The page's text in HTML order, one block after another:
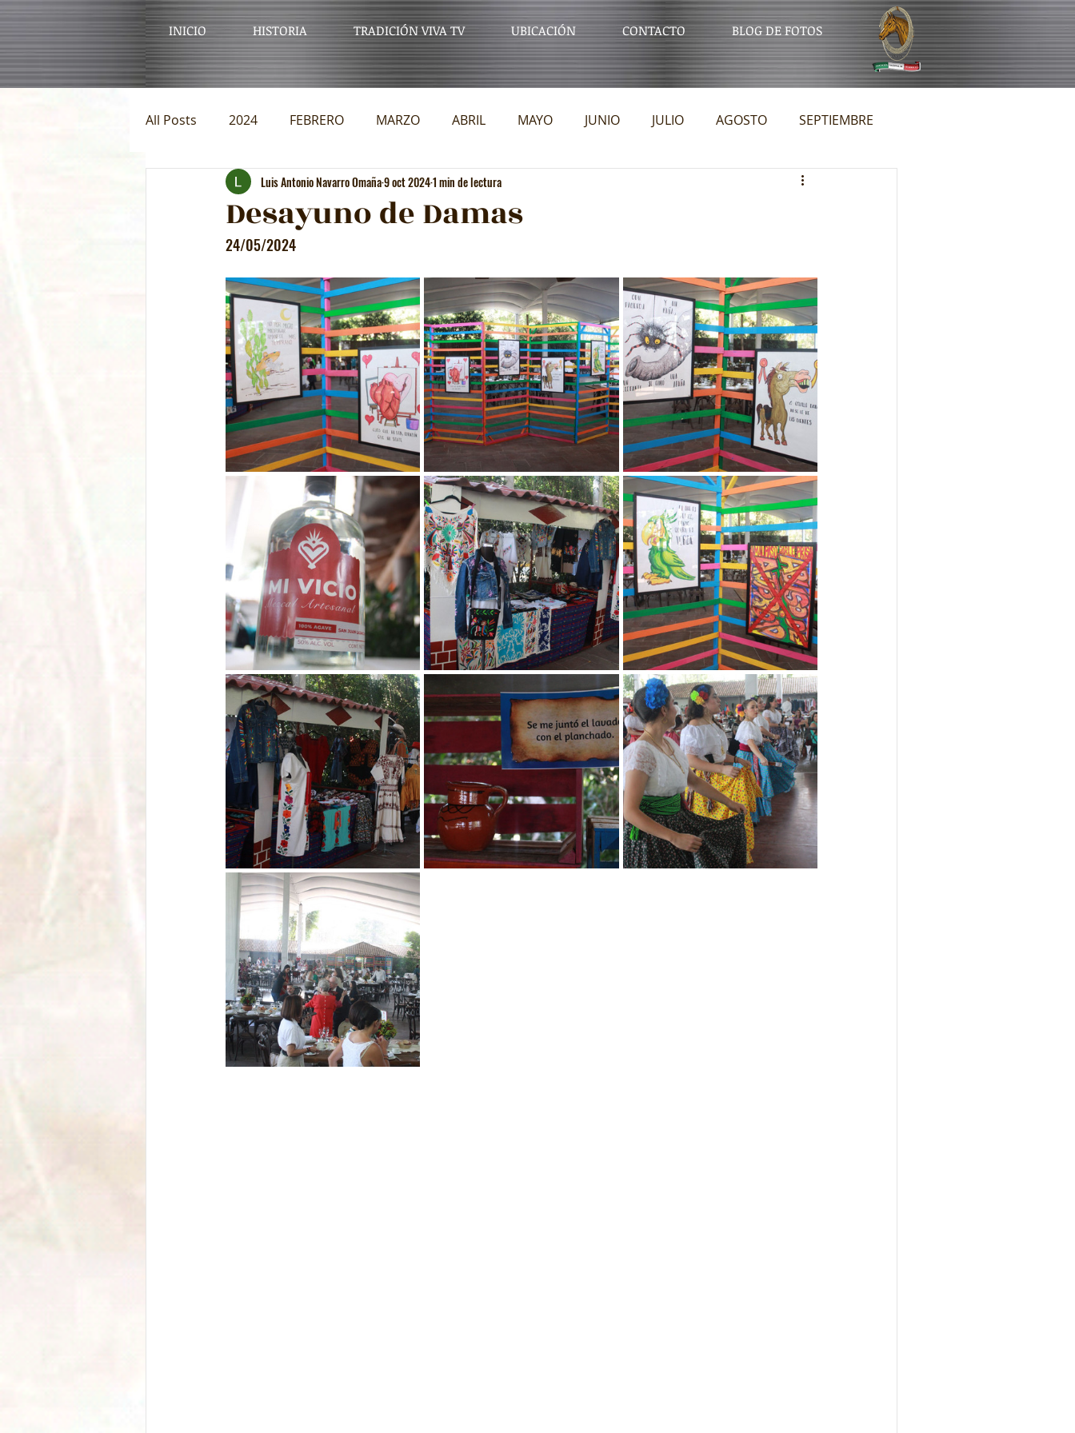
INICIO HISTORIA TRADICIÓN VIVA TV UBICACIÓN CONTACTO BLOG DE FOTOS
All Posts 2024 FEBRERO MARZO ABRIL MAYO JUNIO JULIO AGOSTO SEPTIEMBRE
OCTUBRE NOVIEMBRE DCIEMBRE DICIEMBRE
Desayuno de Damas
Luis Antonio Navarro Omaña9 oct 20241 min de lectura
24/05/2024